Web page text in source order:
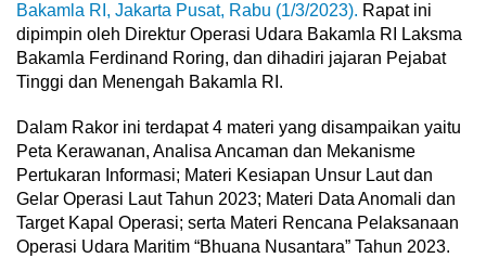
Bakamla RI, Jakarta Pusat, Rabu (1/3/2023). Rapat ini
dipimpin oleh Direktur Operasi Udara Bakamla RI Laksma
Bakamla Ferdinand Roring, dan dihadiri jajaran Pejabat
Tinggi dan Menengah Bakamla RI.
Dalam Rakor ini terdapat 4 materi yang disampaikan yaitu
Peta Kerawanan, Analisa Ancaman dan Mekanisme
Pertukaran Informasi; Materi Kesiapan Unsur Laut dan
Gelar Operasi Laut Tahun 2023; Materi Data Anomali dan
Target Kapal Operasi; serta Materi Rencana Pelaksanaan
Operasi Udara Maritim “Bhuana Nusantara” Tahun 2023.